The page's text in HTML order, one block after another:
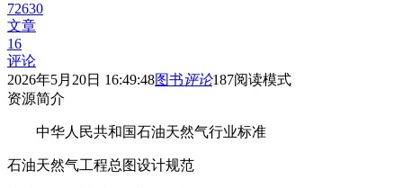
72630
文章
16
评论
2026年5月20日 16:49:48图书评论187阅读模式
资源简介
中华人民共和国石油天然气行业标准
石油天然气工程总图设计规范